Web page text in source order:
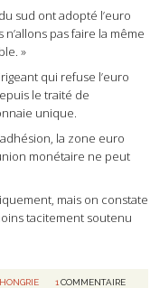
sud ont adopté l’euro
pas faire la même
»
qui refuse l’euro
le traité de
unique.
la zone euro
monétaire ne peut
mais on constate
tacitement soutenu
HONGRIE 1 COMMENTAIRE